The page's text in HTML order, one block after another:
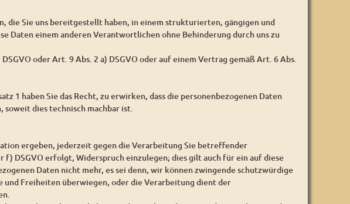
die Sie uns bereitgestellt haben, in einem strukturierten, gängigen und
Daten einem anderen Verantwortlichen ohne Behinderung durch uns zu
oder Art. 9 Abs. 2 a) DSGVO oder auf einem Vertrag gemäß Art. 6 Abs.
1 haben Sie das Recht, zu erwirken, dass die personenbezogenen Daten
dies technisch machbar ist.
ergeben, jederzeit gegen die Verarbeitung Sie betreffender
f) DSGVO erfolgt, Widerspruch einzulegen; dies gilt auch für ein auf diese
Daten nicht mehr, es sei denn, wir können zwingende schutzwürdige
und Freiheiten überwiegen, oder die Verarbeitung dient der